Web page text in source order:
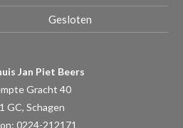
Gesloten
Jan Piet Beers
Gracht 40
GC, Schagen
0224-212171